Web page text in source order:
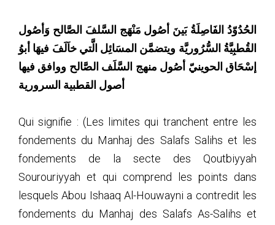
الحُدُوّدُ الفَاصِلَةُ بَينَ أصُول مَنْهَج السَّلفَ الصَّالح وَأصُول
القُطبِيَّةُ السُّرُوريَّة ويتضمَّن المسَائِل الَّتي خاَلَفَ فيهَا أبوُ
إسْحَاق الحوينيّ أصُول منهج السَّلَف الصَّالح ووافق فيها
أصول القطبية السرورية
Qui signifie : (Les limites qui tranchent entre les
fondements du Manhaj des Salafs Salihs et les
fondements de la secte des Qoutbiyyah
Sourouriyyah et qui comprend les points dans
lesquels Abou Ishaaq Al-Houwayni a contredit les
fondements du Manhaj des Salafs As-Salihs et